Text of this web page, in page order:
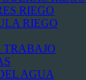
RIEGO
RIEGO
TRABAJO
AGUA